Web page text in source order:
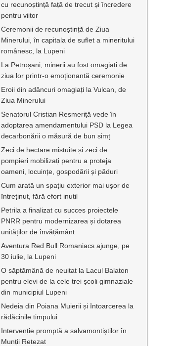
cu recunoștință față de trecut și încredere
pentru viitor
Ceremonii de recunoștință de Ziua
Minerului, în capitala de suflet a mineritului
românesc, la Lupeni
La Petroșani, minerii au fost omagiați de
ziua lor printr-o emoționantă ceremonie
Eroii din adâncuri omagiați la Vulcan, de
Ziua Minerului
Senatorul Cristian Resmeriță vede în
adoptarea amendamentului PSD la Legea
decarbonării o măsură de bun simț
Zeci de hectare mistuite și zeci de
pompieri mobilizați pentru a proteja
oameni, locuințe, gospodării și păduri
Cum arată un spațiu exterior mai ușor de
întreținut, fără efort inutil
Petrila a finalizat cu succes proiectele
PNRR pentru modernizarea și dotarea
unităților de învățământ
Aventura Red Bull Romaniacs ajunge, pe
30 iulie, la Lupeni
O săptămână de neuitat la Lacul Balaton
pentru elevi de la cele trei școli gimnaziale
din municipiul Lupeni
Nedeia din Poiana Muierii și întoarcerea la
rădăcinile timpului
Intervenție promptă a salvamontiștilor în
Munții Retezat